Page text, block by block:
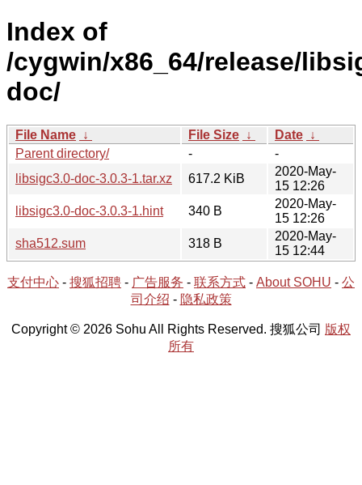
Index of
/cygwin/x86_64/release/
doc/
File Name ↓ File Size ↓ Date ↓
Parent directory/
-
-
libsigc3.0-doc-3.0.3-1.tar.xz
617.2 KiB
2020-May-
15 12:26
libsigc3.0-doc-3.0.3-1.hint
340 B
2020-May-
15 12:26
sha512.sum
318 B
2020-May-
15 12:44
支付中心 - 搜狐招聘 - 广告服务 - 联系方式 - About SOHU - 公
司介绍 - 隐私政策
Copyright © 2026 Sohu All Rights Reserved. 搜狐公司 版权
所有